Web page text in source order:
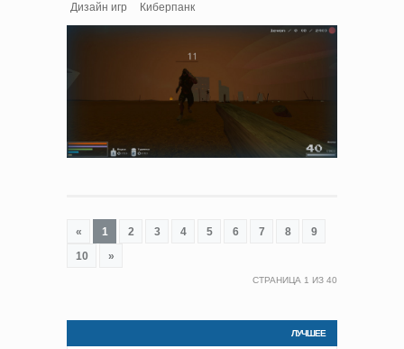
Дизайн игр
Киберпанк
« 1 2 3 4 5 6 7 8
9
10
»
СТРАНИЦА 1 ИЗ 40
ЛУЧШЕЕ